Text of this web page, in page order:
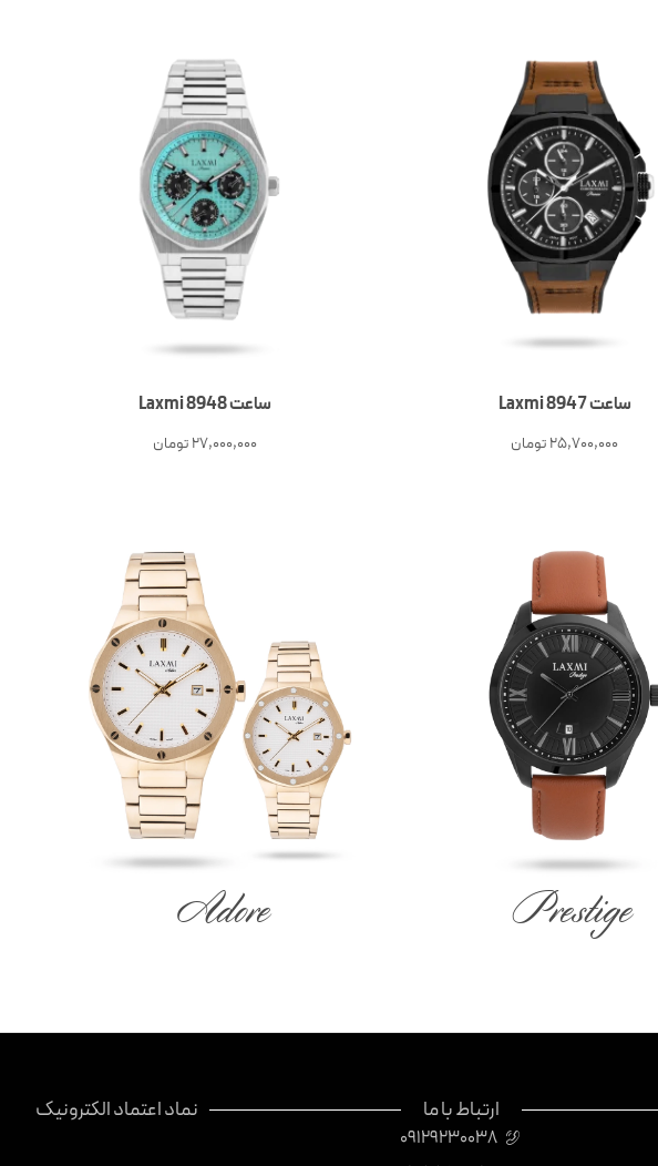
ساعت Laxmi 8947
25,700,000تومان
ساعت Laxmi 8948
27,000,000تومان
Prestige
Adore
ارتباط با ما
09129230038
نماد اعتماد الکترونیک